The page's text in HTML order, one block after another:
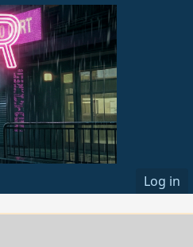
Log in